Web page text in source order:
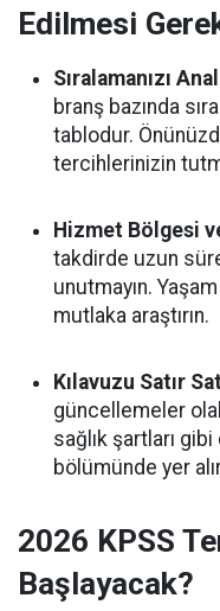
Edilmesi
Sıralamanızı
branş bazında
tablodur.
tercihlerinizin tutma
Hizmet Bölgesi
takdirde uzun
unutmayın.
mutlaka araştırın.
Kılavuzu Satır
güncellemeler
sağlık şartları
bölümünde yer
2026 KPSS
Başlayacak?